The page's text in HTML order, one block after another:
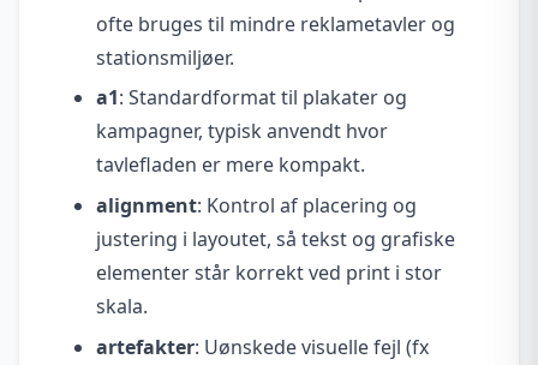
ofte bruges til mindre reklametavler og
stationsmiljøer.
a1: Standardformat til plakater og
kampagner, typisk anvendt hvor
tavlefladen er mere kompakt.
alignment: Kontrol af placering og
justering i layoutet, så tekst og grafiske
elementer står korrekt ved print i stor
skala.
artefakter: Uønskede visuelle fejl (fx